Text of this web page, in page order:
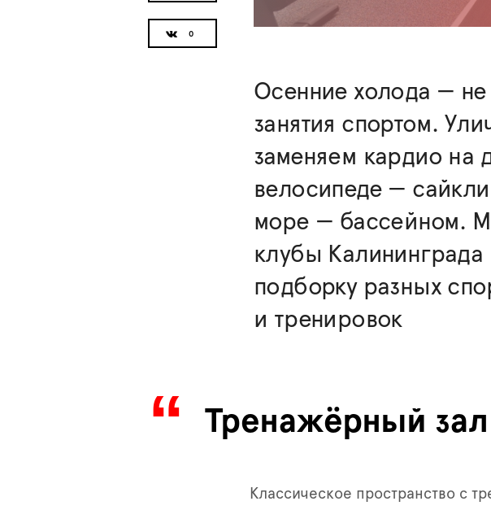
Осенние холода — не
занятия спортом.
заменяем кардио на
велосипеде —
море — бассейном.
клубы
подборку разных
и тренировок
Тренажёрный зал
Классическое пространство с